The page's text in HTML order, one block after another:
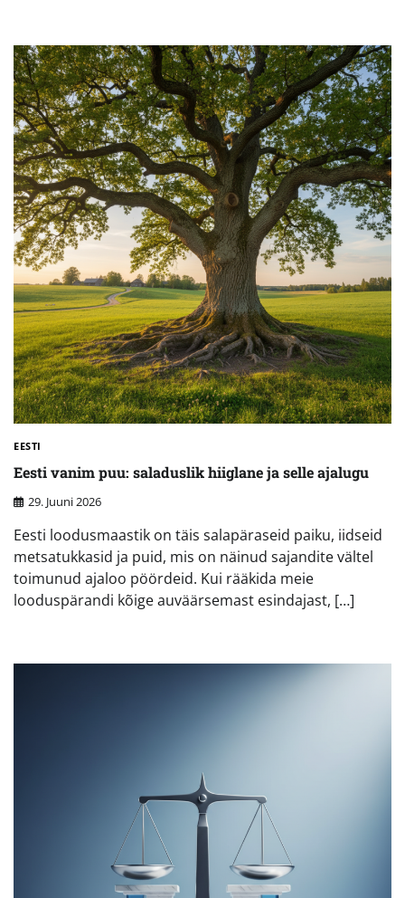
EESTI
Eesti vanim puu: saladuslik hiiglane ja selle ajalugu
29. Juuni 2026
Eesti loodusmaastik on täis salapäraseid paiku, iidseid
metsatukkasid ja puid, mis on näinud sajandite vältel
toimunud ajaloo pöördeid. Kui rääkida meie
looduspärandi kõige auväärsemast esindajast, […]